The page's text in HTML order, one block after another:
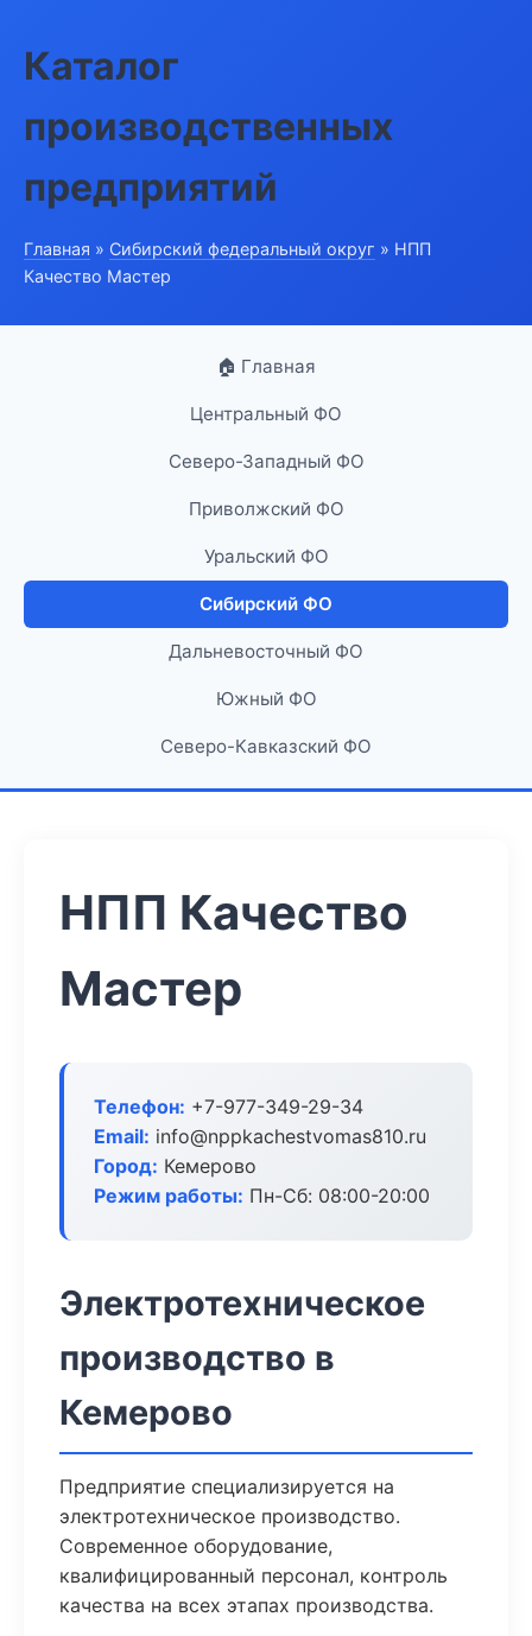
Каталог
производственных
предприятий
Главная » Сибирский федеральный округ » НПП
Качество Мастер
🏠 Главная
Центральный ФО
Северо-Западный ФО
Приволжский ФО
Уральский ФО
Сибирский ФО
Дальневосточный ФО
Южный ФО
Северо-Кавказский ФО
НПП Качество
Мастер
Телефон: +7-977-349-29-34
Email: info@nppkachestvomas810.ru
Город: Кемерово
Режим работы: Пн-Сб: 08:00-20:00
Электротехническое
производство в
Кемерово
Предприятие специализируется на
электротехническое производство.
Современное оборудование,
квалифицированный персонал, контроль
качества на всех этапах производства.